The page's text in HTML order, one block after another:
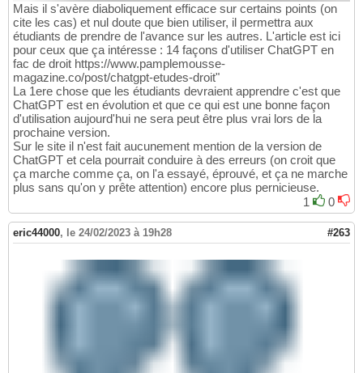
Mais il s'avère diaboliquement efficace sur certains points (on
cite les cas) et nul doute que bien utiliser, il permettra aux
étudiants de prendre de l'avance sur les autres. L'article est ici
pour ceux que ça intéresse : 14 façons d'utiliser ChatGPT en
fac de droit https://www.pamplemousse-
magazine.co/post/chatgpt-etudes-droit"
La 1ere chose que les étudiants devraient apprendre c'est que
ChatGPT est en évolution et que ce qui est une bonne façon
d'utilisation aujourd'hui ne sera peut être plus vrai lors de la
prochaine version.
Sur le site il n'est fait aucunement mention de la version de
ChatGPT et cela pourrait conduire à des erreurs (on croit que
ça marche comme ça, on l'a essayé, éprouvé, et ça ne marche
plus sans qu'on y prête attention) encore plus pernicieuse.
1
0
eric44000, le 24/02/2023 à 19h28 #263